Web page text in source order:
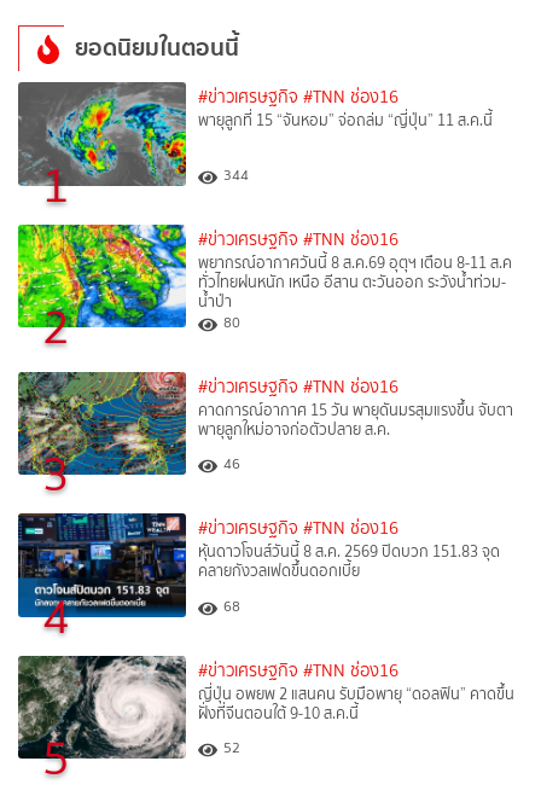
ยอดนิยมในตอนนี้
1
#ข่าวเศรษฐกิจ #TNN ช่อง16
พายุลูกที่ 15 “จันหอม” จ่อถล่ม “ญี่ปุ่น” 11 ส.ค.นี้
344
2
#ข่าวเศรษฐกิจ #TNN ช่อง16
พยากรณ์อากาศวันนี้ 8 ส.ค.69 อุตุฯ เตือน 8-11 ส.ค
ทั่วไทยฝนหนัก เหนือ อีสาน ตะวันออก ระวังน้ำท่วม-
น้ำป่า
80
3
#ข่าวเศรษฐกิจ #TNN ช่อง16
คาดการณ์อากาศ 15 วัน พายุดันมรสุมแรงขึ้น จับตา
พายุลูกใหม่อาจก่อตัวปลาย ส.ค.
46
4
#ข่าวเศรษฐกิจ #TNN ช่อง16
หุ้นดาวโจนส์วันนี้ 8 ส.ค. 2569 ปิดบวก 151.83 จุด
คลายกังวลเฟดขึ้นดอกเบี้ย
68
5
#ข่าวเศรษฐกิจ #TNN ช่อง16
ญี่ปุ่น อพยพ 2 แสนคน รับมือพายุ “ดอลฟิน” คาดขึ้น
ฝั่งที่จีนตอนใต้ 9-10 ส.ค.นี้
52